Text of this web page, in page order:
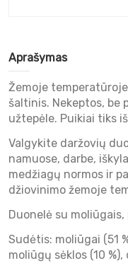
Aprašymas
Žemoje temperatūroje
šaltinis. Nekeptos, be
užtepėle. Puikiai tiks
Valgykite daržovių
namuose, darbe,
medžiagų normos ir
džiovinimo žemoje
Duonelė su
Sudėtis: moliūgai (51
moliūgų sėklos (10